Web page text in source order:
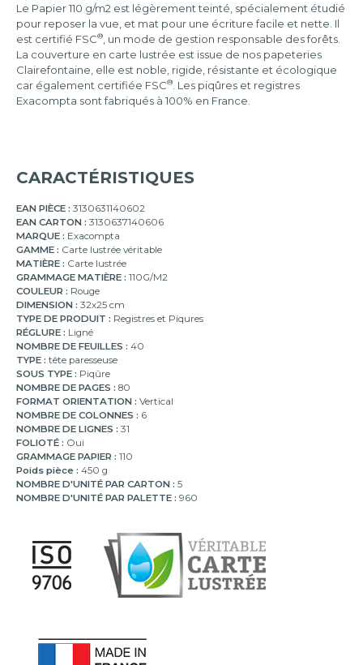
Le Papier 110 g/m2 est légèrement teinté, spécialement étudié
pour reposer la vue, et mat pour une écriture facile et nette. Il
est certifié FSC®
, un mode de gestion responsable des forêts.
La couverture en carte lustrée est issue de nos papeteries
Clairefontaine, elle est noble, rigide, résistante et écologique
car également certifiée FSC®
. Les piqûres et registres
Exacompta sont fabriqués à 100% en France.
CARACTÉRISTIQUES
EAN PIÈCE : 3130631140602
EAN CARTON : 3130637140606
MARQUE : Exacompta
GAMME : Carte lustrée véritable
MATIÈRE : Carte lustrée
GRAMMAGE MATIÈRE : 110G/M2
COULEUR : Rouge
DIMENSION : 32x25 cm
TYPE DE PRODUIT : Registres et Piqures
RÉGLURE : Ligné
NOMBRE DE FEUILLES : 40
TYPE : tête paresseuse
SOUS TYPE : Piqûre
NOMBRE DE PAGES : 80
FORMAT ORIENTATION : Vertical
NOMBRE DE COLONNES : 6
NOMBRE DE LIGNES : 31
FOLIOTÉ : Oui
GRAMMAGE PAPIER : 110
Poids pièce : 450 g
NOMBRE D'UNITÉ PAR CARTON : 5
NOMBRE D'UNITÉ PAR PALETTE : 960